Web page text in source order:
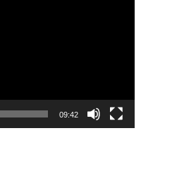
09:42